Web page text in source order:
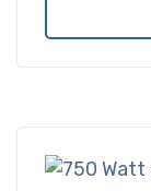
Dit
Deze